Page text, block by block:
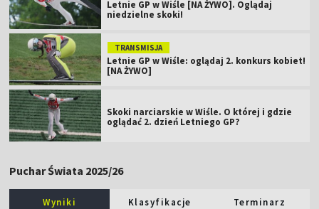
Letnie GP w Wiśle [NA ŻYWO]. Oglądaj
niedzielne skoki!
TRANSMISJA
Letnie GP w Wiśle: oglądaj 2. konkurs kobiet!
[NA ŻYWO]
Skoki narciarskie w Wiśle. O której i gdzie
oglądać 2. dzień Letniego GP?
Puchar Świata 2025/26
Wyniki Klasyfikacje Terminarz